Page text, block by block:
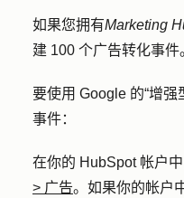
如果您拥有Marketing
建 100 个广告转化事件
要使用 Google 的“增
事件：
在你的 HubSpot 帐户
> 广告。如果你的帐户